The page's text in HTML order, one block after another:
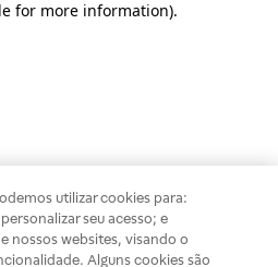
for more information).
utilizar cookies para:
seu acesso; e
nossos websites, visando o
Alguns cookies são